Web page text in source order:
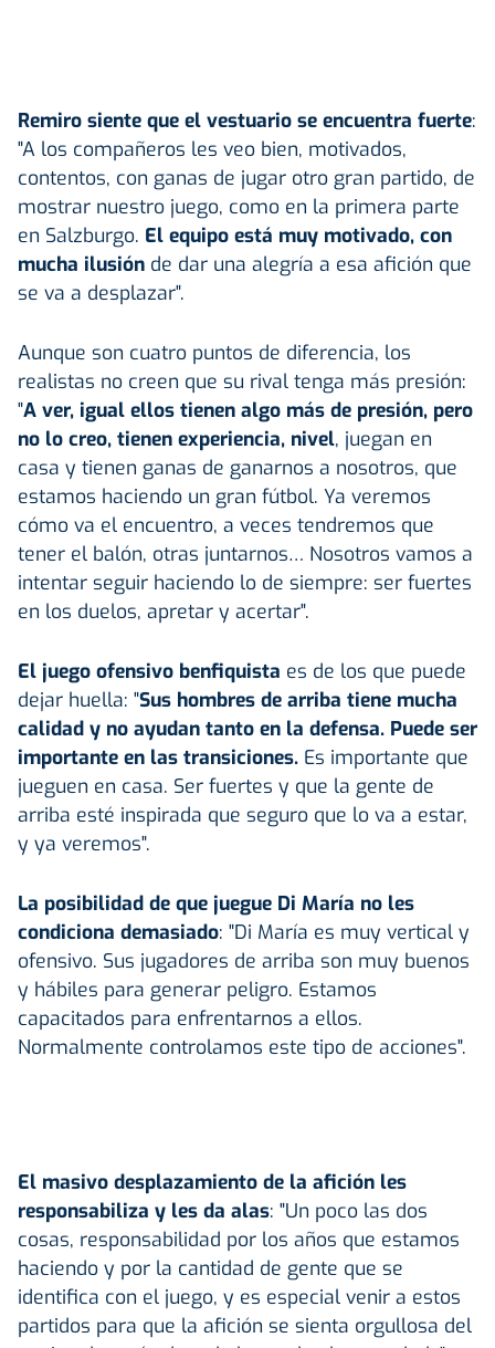
Remiro siente que el vestuario se encuentra fuerte:
"A los compañeros les veo bien, motivados,
contentos, con ganas de jugar otro gran partido, de
mostrar nuestro juego, como en la primera parte
en Salzburgo. El equipo está muy motivado, con
mucha ilusión de dar una alegría a esa afición que
se va a desplazar".
Aunque son cuatro puntos de diferencia, los
realistas no creen que su rival tenga más presión:
"A ver, igual ellos tienen algo más de presión, pero
no lo creo, tienen experiencia, nivel, juegan en
casa y tienen ganas de ganarnos a nosotros, que
estamos haciendo un gran fútbol. Ya veremos
cómo va el encuentro, a veces tendremos que
tener el balón, otras juntarnos… Nosotros vamos a
intentar seguir haciendo lo de siempre: ser fuertes
en los duelos, apretar y acertar".
El juego ofensivo benfiquista es de los que puede
dejar huella: "Sus hombres de arriba tiene mucha
calidad y no ayudan tanto en la defensa. Puede ser
importante en las transiciones. Es importante que
jueguen en casa. Ser fuertes y que la gente de
arriba esté inspirada que seguro que lo va a estar,
y ya veremos".
La posibilidad de que juegue Di María no les
condiciona demasiado: "Di María es muy vertical y
ofensivo. Sus jugadores de arriba son muy buenos
y hábiles para generar peligro. Estamos
capacitados para enfrentarnos a ellos.
Normalmente controlamos este tipo de acciones".
El masivo desplazamiento de la afición les
responsabiliza y les da alas: "Un poco las dos
cosas, responsabilidad por los años que estamos
haciendo y por la cantidad de gente que se
identifica con el juego, y es especial venir a estos
partidos para que la afición se sienta orgullosa del